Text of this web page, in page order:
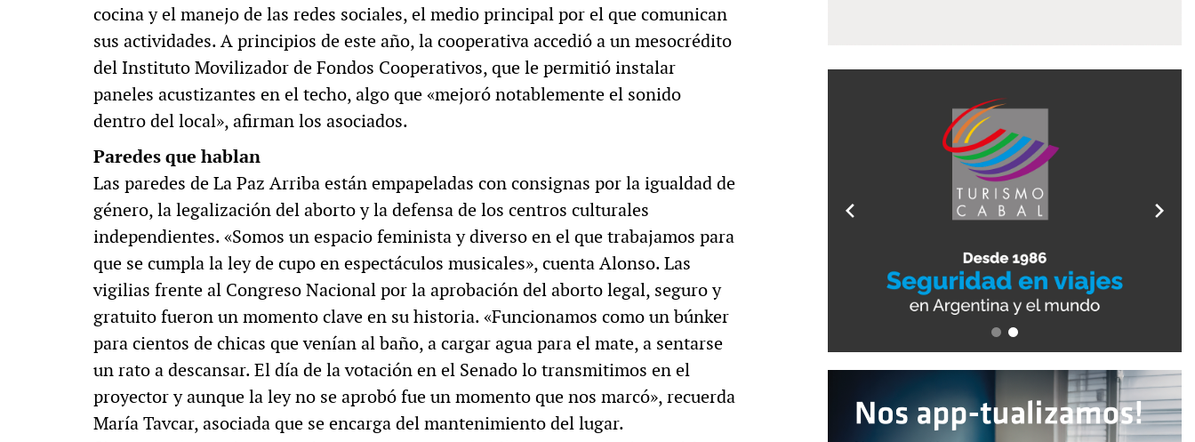
cocina y el manejo de las redes sociales, el medio principal por el que comunican
sus actividades. A principios de este año, la cooperativa accedió a un mesocrédito
del Instituto Movilizador de Fondos Cooperativos, que le permitió instalar
paneles acustizantes en el techo, algo que «mejoró notablemente el sonido
dentro del local», afirman los asociados.
Paredes que hablan
Las paredes de La Paz Arriba están empapeladas con consignas por la igualdad de
género, la legalización del aborto y la defensa de los centros culturales
independientes. «Somos un espacio feminista y diverso en el que trabajamos para
que se cumpla la ley de cupo en espectáculos musicales», cuenta Alonso. Las
vigilias frente al Congreso Nacional por la aprobación del aborto legal, seguro y
gratuito fueron un momento clave en su historia. «Funcionamos como un búnker
para cientos de chicas que venían al baño, a cargar agua para el mate, a sentarse
un rato a descansar. El día de la votación en el Senado lo transmitimos en el
proyector y aunque la ley no se aprobó fue un momento que nos marcó», recuerda
María Tavcar, asociada que se encarga del mantenimiento del lugar.